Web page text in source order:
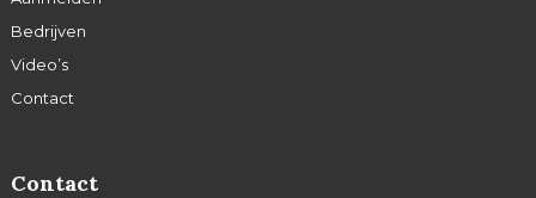
Bedrijven
Video’s
Contact
Contact